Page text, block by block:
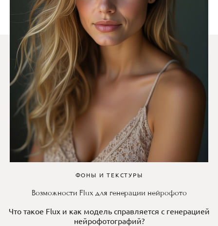
ФОНЫ И ТЕКСТУРЫ
Возможности Flux для генерации нейрофото
Что такое Flux и как модель справляется с генерацией
нейрофотографий?